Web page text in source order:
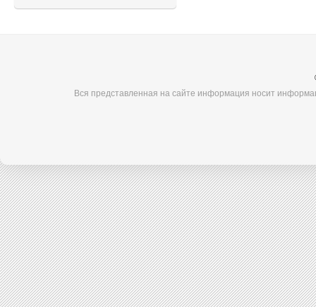
Вся представленная на сайте информация носит